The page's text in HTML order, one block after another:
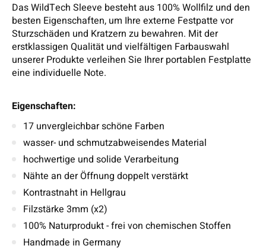
Das WildTech Sleeve besteht aus 100% Wollfilz und den
besten Eigenschaften, um Ihre externe Festpatte vor
Sturzschäden und Kratzern zu bewahren. Mit der
erstklassigen Qualität und vielfältigen Farbauswahl
unserer Produkte verleihen Sie Ihrer portablen Festplatte
eine individuelle Note.
Eigenschaften:
17 unvergleichbar schöne Farben
wasser- und schmutzabweisendes Material
hochwertige und solide Verarbeitung
Nähte an der Öffnung doppelt verstärkt
Kontrastnaht in Hellgrau
Filzstärke 3mm (x2)
100% Naturprodukt - frei von chemischen Stoffen
Handmade in Germany